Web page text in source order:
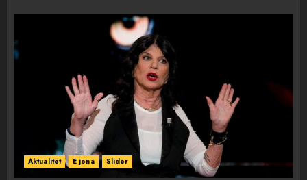
Aktualitet E jona Slider